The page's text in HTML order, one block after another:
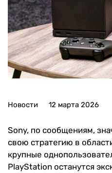
Новости 12 марта 2026
Sony, по сообщениям,
свою стратегию в
крупные
PlayStation останутся